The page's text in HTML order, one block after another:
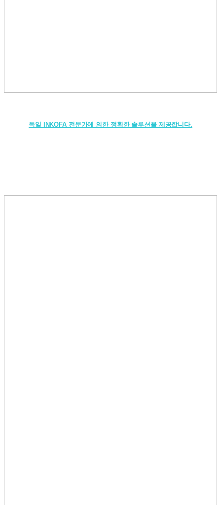
독일 INKOFA 전문가에 의한 정확한 솔루션을 제공합니다.